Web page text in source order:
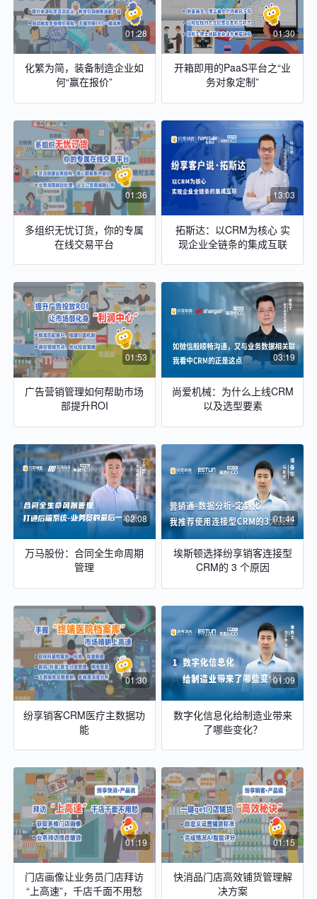
01:28
化繁为简，装备制造企业如
何“赢在报价”
01:30
开箱即用的PaaS平台之“业
务对象定制”
01:36
多组织无忧订货，你的专属
在线交易平台
13:03
拓斯达：以CRM为核心 实
现企业全链条的集成互联
01:53
广告营销管理如何帮助市场
部提升ROI
03:19
尚爱机械：为什么上线CRM
以及选型要素
02:08
万马股份：合同全生命周期
管理
01:44
埃斯顿选择纷享销客连接型
CRM的 3 个原因
01:30
纷享销客CRM医疗主数据功
能
01:09
数字化信息化给制造业带来
了哪些变化？
01:19
门店画像让业务员门店拜访
“上高速”，千店千面不用愁
01:15
快消品门店高效铺货管理解
决方案